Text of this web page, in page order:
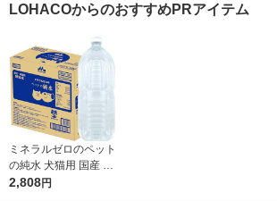
犬 おやつ 歯磨き
ド 犬 おやつ
LOHACOからのおすすめPRアイテム
ミネラルゼロのペット
の純水 犬猫用 国産 2L
1ケース（1本×6）森
2,808円